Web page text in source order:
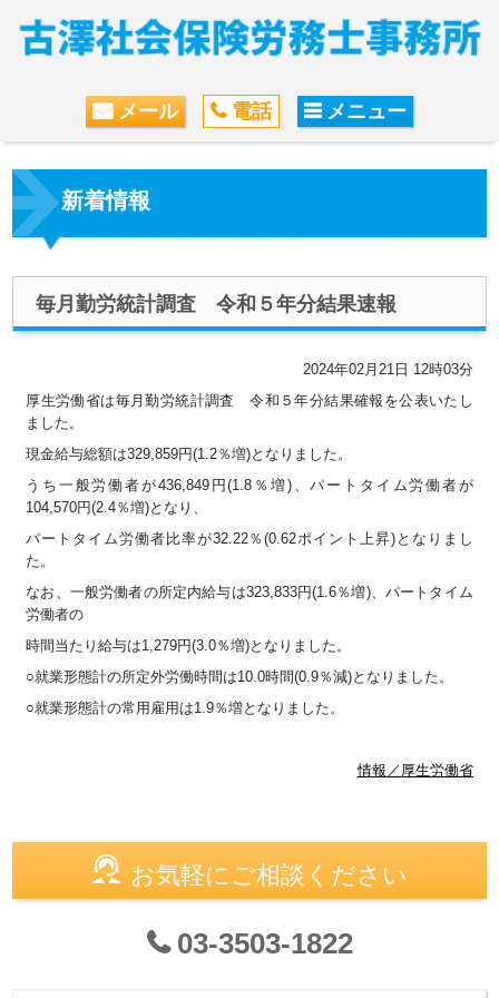
メール 電話 メニュー
新着情報
毎月勤労統計調査 令和５年分結果速報
2024年02月21日 12時03分
厚生労働省は毎月勤労統計調査 令和５年分結果確報を公表いたし
ました。
現金給与総額は329,859円(1.2％増)となりました。
うち一般労働者が436,849円(1.8％増)、パートタイム労働者が
104,570円(2.4％増)となり、
パートタイム労働者比率が32.22％(0.62ポイント上昇)となりまし
た。
なお、一般労働者の所定内給与は323,833円(1.6％増)、パートタイム
労働者の
時間当たり給与は1,279円(3.0％増)となりました。
○就業形態計の所定外労働時間は10.0時間(0.9％減)となりました。
○就業形態計の常用雇用は1.9％増となりました。
情報／厚生労働省
お気軽にご相談ください
03-3503-1822